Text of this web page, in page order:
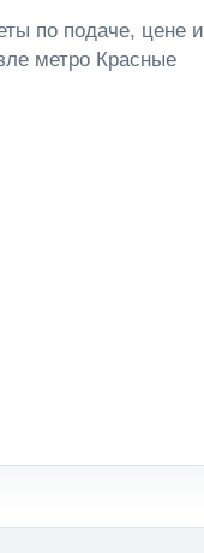
по подаче, цене и
метро Красные